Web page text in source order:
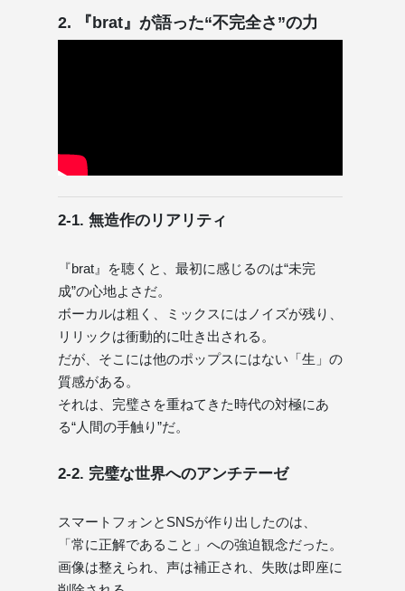
2. 『brat』が語った“不完全さ”の力
2-1. 無造作のリアリティ
『brat』を聴くと、最初に感じるのは“未完
成”の心地よさだ。
ボーカルは粗く、ミックスにはノイズが残り、
リリックは衝動的に吐き出される。
だが、そこには他のポップスにはない「生」の
質感がある。
それは、完璧さを重ねてきた時代の対極にあ
る“人間の手触り”だ。
2-2. 完璧な世界へのアンチテーゼ
スマートフォンとSNSが作り出したのは、
「常に正解であること」への強迫観念だった。
画像は整えられ、声は補正され、失敗は即座に